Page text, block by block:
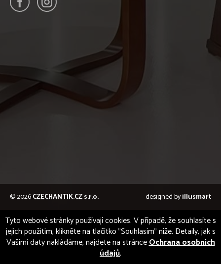
© 2026CZECHANTIK.CZ s.r.o. designed byillusmart
Tyto webové stránky používají cookies. V případě, že souhlasíte s
jejich použitím, klikněte na tlačítko "Souhlasím" níže. Detaily, jak s
Vašimi daty nakládáme, najdete na stránceOchrana osobních
údajů.